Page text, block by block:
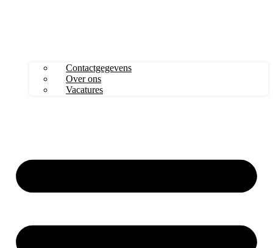
Contactgegevens
Over ons
Vacatures